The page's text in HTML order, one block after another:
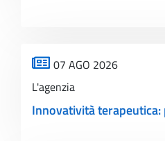
07 AGO 2026
L'agenzia
Innovatività terapeutica: